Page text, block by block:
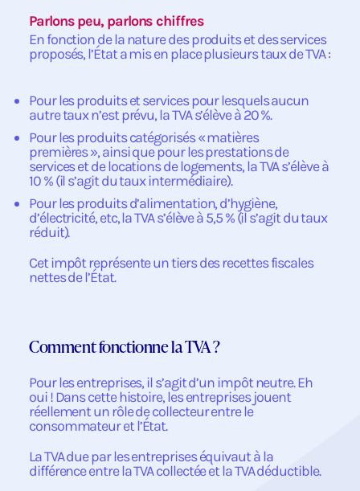
Parlons peu, parlons chiffres
En fonction de la nature des produits et des services
proposés, l’État a mis en place plusieurs taux de TVA :
Pour les produits et services pour lesquels aucun
autre taux n’est prévu, la TVA s’élève à 20 %.
Pour les produits catégorisés « matières
premières », ainsi que pour les prestations de
services et de locations de logements, la TVA s’élève à
10 % (il s’agit du taux intermédiaire).
Pour les produits d’alimentation, d’hygiène,
d’électricité, etc, la TVA s’élève à 5,5 % (il s’agit du taux
réduit).
Cet impôt représente un tiers des recettes fiscales
nettes de l’État.
Comment fonctionne la TVA ?
Pour les entreprises, il s’agit d’un impôt neutre. Eh
oui ! Dans cette histoire, les entreprises jouent
réellement un rôle de collecteur entre le
consommateur et l’État.
La TVA due par les entreprises équivaut à la
différence entre la TVA collectée et la TVA déductible.